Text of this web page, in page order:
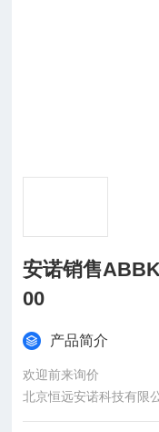
安诺销售
00
产品简介
欢迎前来询价
北京恒远安诺科技有限
：